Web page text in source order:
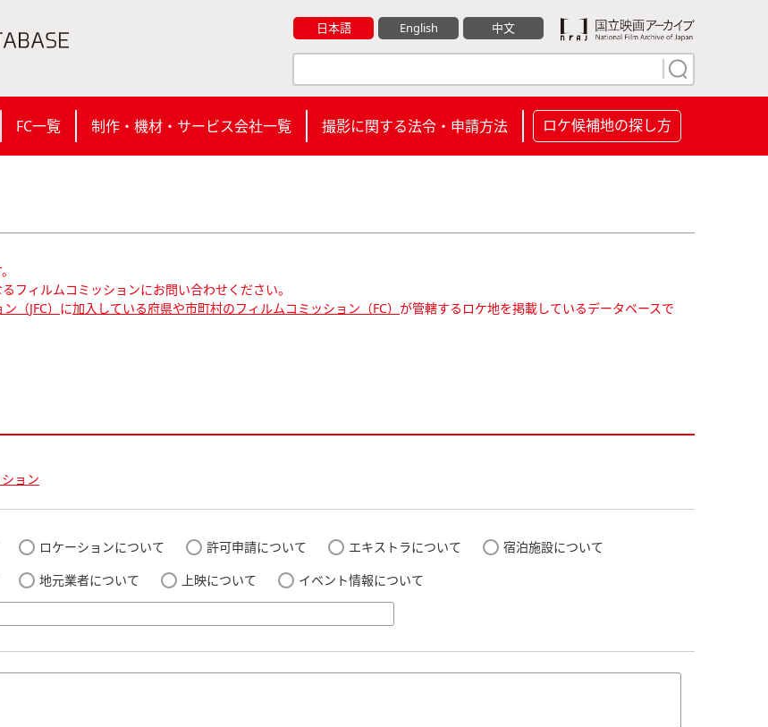
日本語 English 中文
FC一覧 制作・機材・サービス会社一覧 撮影に関する法令・申請方法 ロケ候補地の探し方
フィルムコミッションにお問い合わせください。
（JFC） に加入している府県や市町村のフィルムコミッション（FC） が管轄するロケ地を掲載しているデータベースで
ョン
ロケーションについて 許可申請について エキストラについて
宿泊施設について
地元業者について 上映について
イベント情報について